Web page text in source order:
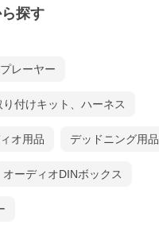
探す
レーヤー
付けキット、ハーネス
オ用品 デッドニング用品
オーディオDINボックス